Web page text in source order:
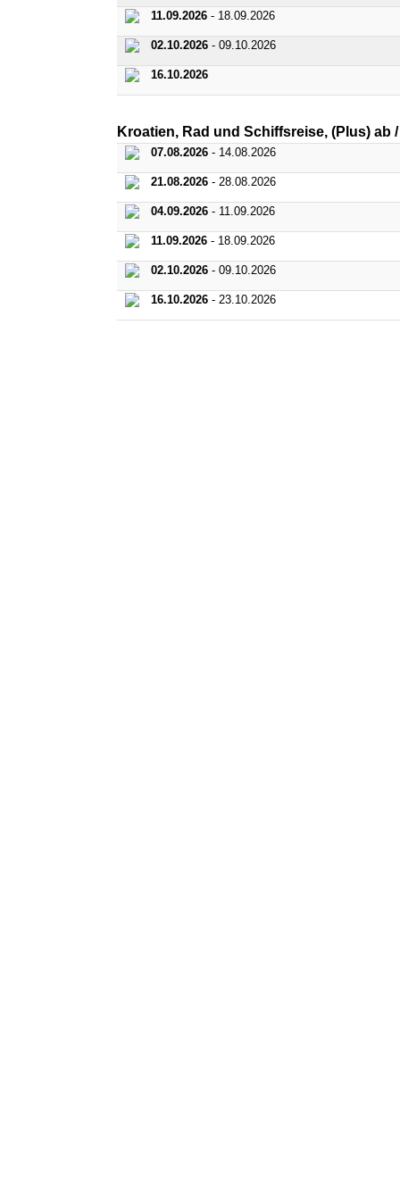
11.09.2026- 18.09.2026
02.10.2026- 09.10.2026
16.10.2026
Kroatien, Rad und Schiffsreise, (Plus) ab
07.08.2026- 14.08.2026
21.08.2026- 28.08.2026
04.09.2026- 11.09.2026
11.09.2026- 18.09.2026
02.10.2026- 09.10.2026
16.10.2026- 23.10.2026